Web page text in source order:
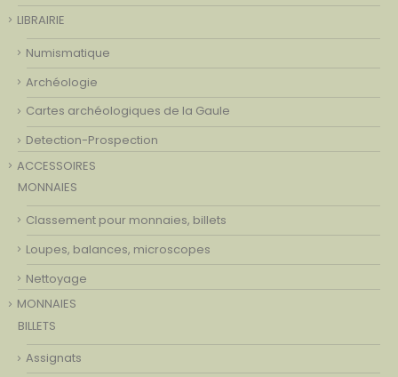
LIBRAIRIE
Numismatique
Archéologie
Cartes archéologiques de la Gaule
Detection-Prospection
ACCESSOIRES
MONNAIES
Classement pour monnaies, billets
Loupes, balances, microscopes
Nettoyage
MONNAIES
BILLETS
Assignats